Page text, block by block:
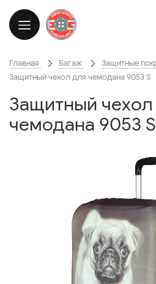
Главная Багаж
Защитные
Защитный чехол для чемодана 9053 S
Защитный
чемодана 9053 S